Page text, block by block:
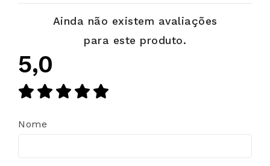
Ainda não existem avaliações
para este produto.
5,0
Nome